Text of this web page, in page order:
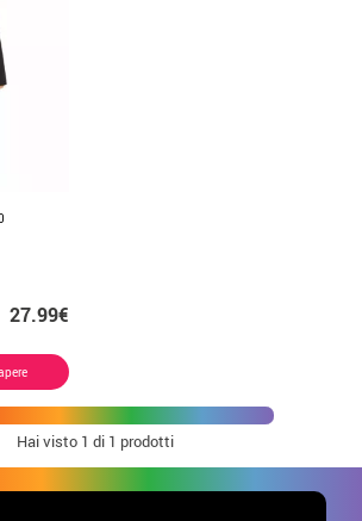
27.99€
Hai visto 1 di 1 prodotti